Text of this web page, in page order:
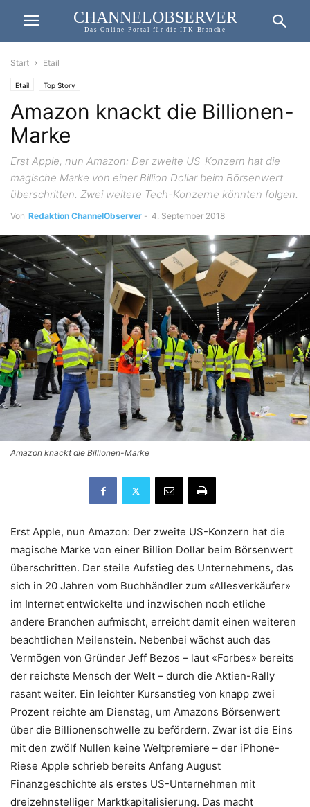
CHANNELOBSERVER
Das Online-Portal für die ITK-Branche
Start Etail
Etail Top Story
Amazon knackt die Billionen-
Marke
Erst Apple, nun Amazon: Der zweite US-Konzern hat die
magische Marke von einer Billion Dollar beim Börsenwert
überschritten. Zwei weitere Tech-Konzerne könnten folgen.
Von Redaktion ChannelObserver - 4. September 2018
Amazon knackt die Billionen-Marke
Erst Apple, nun Amazon: Der zweite US-Konzern hat die
magische Marke von einer Billion Dollar beim Börsenwert
überschritten. Der steile Aufstieg des Unternehmens, das
sich in 20 Jahren vom Buchhändler zum «Allesverkäufer»
im Internet entwickelte und inzwischen noch etliche
andere Branchen aufmischt, erreicht damit einen weiteren
beachtlichen Meilenstein. Nebenbei wächst auch das
Vermögen von Gründer Jeff Bezos – laut «Forbes» bereits
der reichste Mensch der Welt – durch die Aktien-Rally
rasant weiter. Ein leichter Kursanstieg von knapp zwei
Prozent reichte am Dienstag, um Amazons Börsenwert
über die Billionenschwelle zu befördern. Zwar ist die Eins
mit den zwölf Nullen keine Weltpremiere – der iPhone-
Riese Apple schrieb bereits Anfang August
Finanzgeschichte als erstes US-Unternehmen mit
dreizehnstelliger Marktkapitalisierung. Das macht